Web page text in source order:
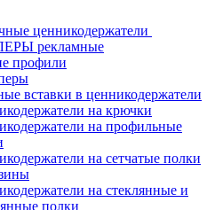
ценникодержатели
рекламные
профили
вставки в ценникодержатели
на крючки
на профильные
на сетчатые полки
на стеклянные и
полки